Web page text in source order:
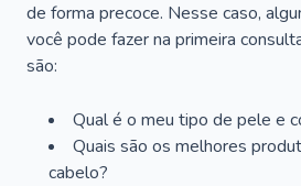
de forma precoce. Nesse caso,
você pode fazer na primeira
são:
Qual é o meu tipo de pele e
Quais são os melhores
cabelo?